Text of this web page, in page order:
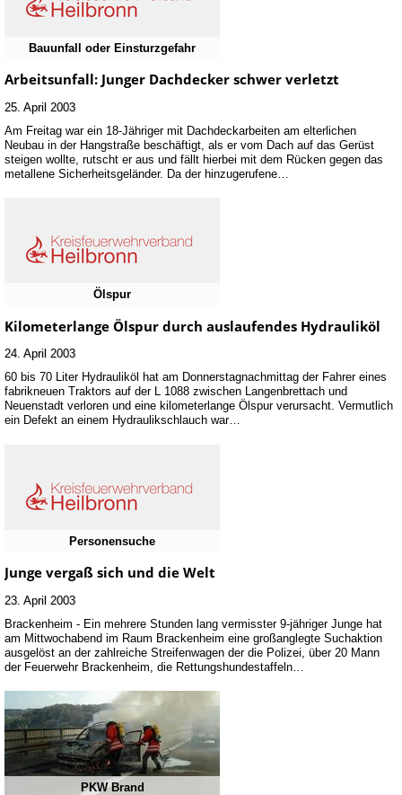
Bauunfall oder Einsturzgefahr
Arbeitsunfall: Junger Dachdecker schwer verletzt
25. April 2003
Am Freitag war ein 18-Jähriger mit Dachdeckarbeiten am elterlichen
Neubau in der Hangstraße beschäftigt, als er vom Dach auf das Gerüst
steigen wollte, rutscht er aus und fällt hierbei mit dem Rücken gegen das
metallene Sicherheitsgeländer. Da der hinzugerufene…
Ölspur
Kilometerlange Ölspur durch auslaufendes Hydrauliköl
24. April 2003
60 bis 70 Liter Hydrauliköl hat am Donnerstagnachmittag der Fahrer eines
fabrikneuen Traktors auf der L 1088 zwischen Langenbrettach und
Neuenstadt verloren und eine kilometerlange Ölspur verursacht. Vermutlich
ein Defekt an einem Hydraulikschlauch war…
Personensuche
Junge vergaß sich und die Welt
23. April 2003
Brackenheim - Ein mehrere Stunden lang vermisster 9-jähriger Junge hat
am Mittwochabend im Raum Brackenheim eine großanglegte Suchaktion
ausgelöst an der zahlreiche Streifenwagen der die Polizei, über 20 Mann
der Feuerwehr Brackenheim, die Rettungshundestaffeln…
PKW Brand